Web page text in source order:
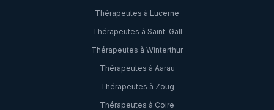
Thérapeutes à Lucerne
Thérapeutes à Saint-Gall
Thérapeutes à Winterthur
Thérapeutes à Aarau
Thérapeutes à Zoug
Thérapeutes à Coire